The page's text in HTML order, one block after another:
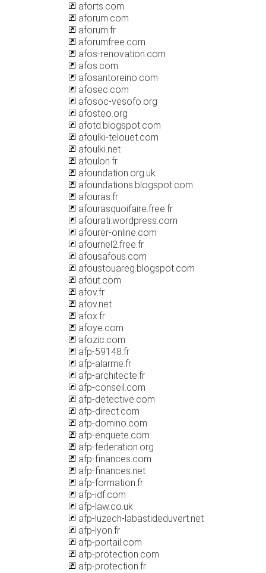
aforts.com
aforum.com
aforum.fr
aforumfree.com
afos-renovation.com
afos.com
afosantoreino.com
afosec.com
afosoc-vesofo.org
afosteo.org
afotd.blogspot.com
afoulki-telouet.com
afoulki.net
afoulon.fr
afoundation.org.uk
afoundations.blogspot.com
afouras.fr
afourasquoifaire.free.fr
afourati.wordpress.com
afourer-online.com
afournel2.free.fr
afousafous.com
afoustouareg.blogspot.com
afout.com
afov.fr
afov.net
afox.fr
afoye.com
afozic.com
afp-59148.fr
afp-alarme.fr
afp-architecte.fr
afp-conseil.com
afp-detective.com
afp-direct.com
afp-domino.com
afp-enquete.com
afp-federation.org
afp-finances.com
afp-finances.net
afp-formation.fr
afp-idf.com
afp-law.co.uk
afp-luzech-labastideduvert.net
afp-lyon.fr
afp-portail.com
afp-protection.com
afp-protection.fr